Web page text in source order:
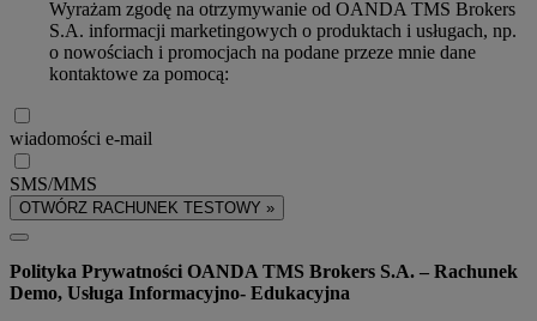
Wyrażam zgodę na otrzymywanie od OANDA TMS Brokers
S.A. informacji marketingowych o produktach i usługach, np.
o nowościach i promocjach na podane przeze mnie dane
kontaktowe za pomocą:
wiadomości e-mail
SMS/MMS
OTWÓRZ RACHUNEK TESTOWY »
Polityka Prywatności OANDA TMS Brokers S.A. – Rachunek
Demo, Usługa Informacyjno- Edukacyjna